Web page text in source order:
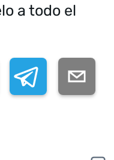
a todo el